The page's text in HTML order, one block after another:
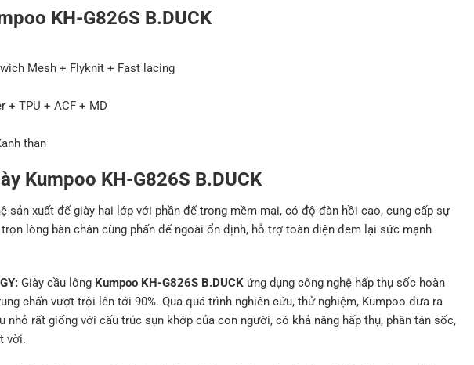
KH-G826S B.DUCK
Mesh + Flyknit + Fast lacing
+ TPU + ACF + MD
than
Kumpoo KH-G826S B.DUCK
sản xuất đế giày hai lớp với phần đế trong mềm mại, có độ đàn hồi cao, cung cấp sự
lòng bàn chân cùng phấn đế ngoài ổn định, hỗ trợ toàn diện đem lại sức mạnh
Giày cầu lông Kumpoo KH-G826S B.DUCK ứng dụng công nghệ hấp thụ sốc hoàn
chấn vượt trội lên tới 90%. Qua quá trình nghiên cứu, thử nghiệm, Kumpoo đưa ra
nhỏ rất giống với cấu trúc sụn khớp của con người, có khả năng hấp thụ, phân tán sốc,
vời.